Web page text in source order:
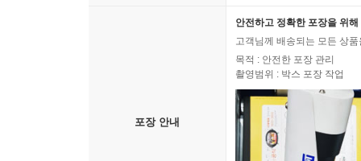
포장 안내
안전하고 정확한 포장을 위
고객님께 배송되는 모든 상
목적 : 안전한 포장 관리
촬영범위 : 박스 포장 작업